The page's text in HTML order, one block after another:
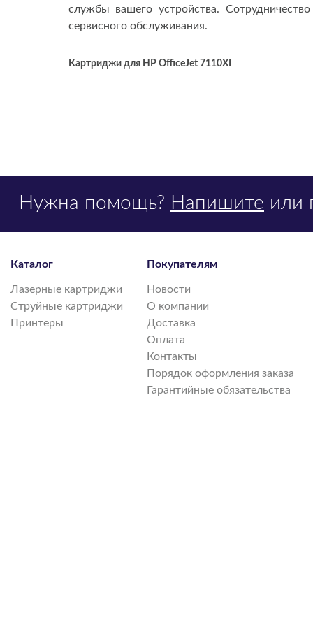
службы вашего устройства.
сервисного обслуживания.
Картриджи для HP OfficeJet 7110XI
Нужна помощь? Напишите или
Каталог
Лазерные картриджи
Струйные картриджи
Принтеры
Покупателям
Новости
О компании
Доставка
Оплата
Контакты
Порядок оформления заказа
Гарантийные обязательства